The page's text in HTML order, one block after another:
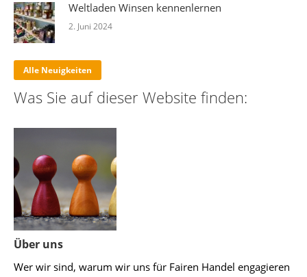
Weltladen Winsen kennenlernen
2. Juni 2024
Alle Neuigkeiten
Was Sie auf dieser Website finden:
Über uns
Wer wir sind, warum wir uns für Fairen Handel engagieren